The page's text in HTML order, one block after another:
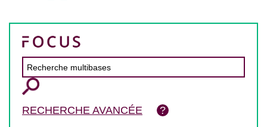
RECHERCHE AVANCÉE